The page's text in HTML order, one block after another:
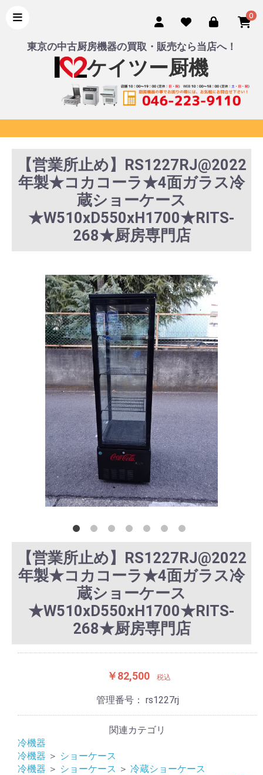
0
東京の中古厨房機器の買取・販売なら当店へ！
ケイツー厨機
【営業所止め】RS1227RJ@2022
年製★コカコーラ★4面ガラス冷
蔵ショーケース
★W510xD550xH1700★RITS-
268★厨房専門店
【営業所止め】RS1227RJ@2022
年製★コカコーラ★4面ガラス冷
蔵ショーケース
★W510xD550xH1700★RITS-
268★厨房専門店
￥82,500 税込
管理番号： rs1227rj
関連カテゴリ
冷機器
冷機器 ＞ ショーケース
冷機器 ＞ ショーケース ＞ 冷蔵ショーケース